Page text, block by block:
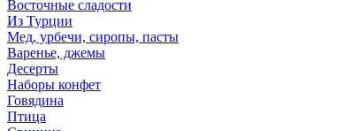
Восточные сладости
Из Турции
Мед, урбечи, сиропы, пасты
Варенье, джемы
Десерты
Наборы конфет
Говядина
Птица